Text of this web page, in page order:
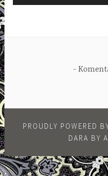
PROUDLY POWERED
DARA BY